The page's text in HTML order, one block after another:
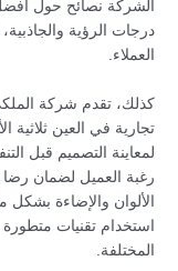
الشركة نصائح حول
درجات الرؤية
العملاء.
كذلك، تقدم شركة
تجارية في العين ثلاثية
لمعاينة التصميم قبل
رغبة العميل لضمان
الألوان والإضاءة بشكل
استخدام تقنيات
المختلفة.